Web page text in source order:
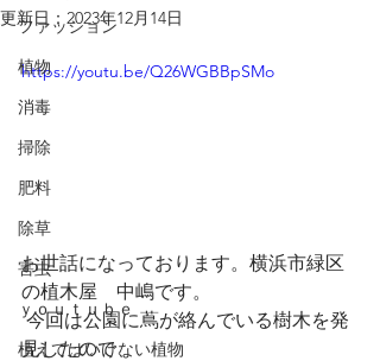
ファッション
植物
消毒
掃除
肥料
除草
害虫
ｙｏｕｔｕｂｅ
植えてはいけない植物
更新日： 2023年12月14日
https://youtu.be/Q26WGBBpSMo
お世話になっております。横浜市緑区
の植木屋　中嶋です。
今回は公園に蔦が絡んでいる樹木を発
見したので、